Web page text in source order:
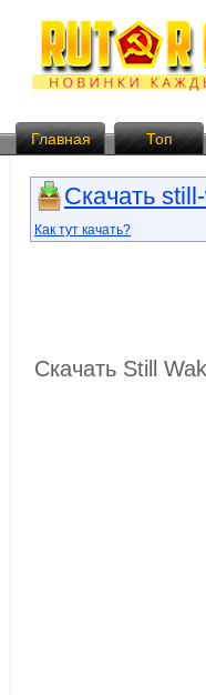
Главная Топ
Скачать
Как тут качать?
Скачать Still